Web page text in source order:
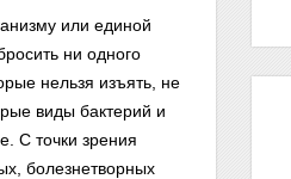
или единой
ни одного
нельзя изъять, не
виды бактерий и
С точки зрения
болезнетворных